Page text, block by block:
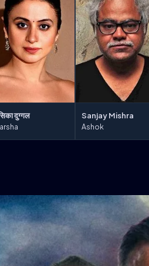
दुग्गल Sanjay Mishra
Ashok